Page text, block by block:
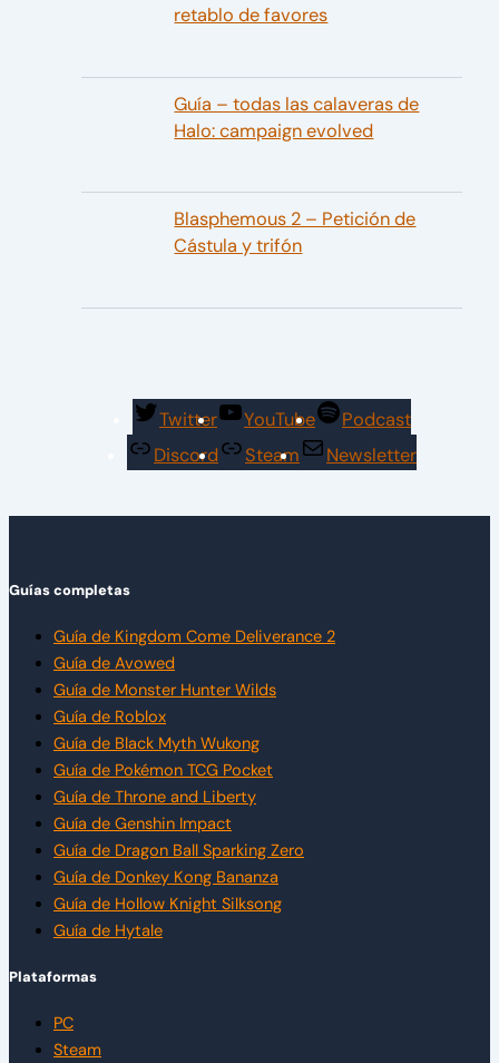
retablo de favores
Guía – todas las calaveras de
Halo: campaign evolved
Blasphemous 2 – Petición de
Cástula y trifón
Twitter YouTube
Podcast
Discord
Steam Newsletter
Guías completas
Guía de Kingdom Come Deliverance 2
Guía de Avowed
Guía de Monster Hunter Wilds
Guía de Roblox
Guía de Black Myth Wukong
Guía de Pokémon TCG Pocket
Guía de Throne and Liberty
Guía de Genshin Impact
Guía de Dragon Ball Sparking Zero
Guía de Donkey Kong Bananza
Guía de Hollow Knight Silksong
Guía de Hytale
Plataformas
PC
Steam